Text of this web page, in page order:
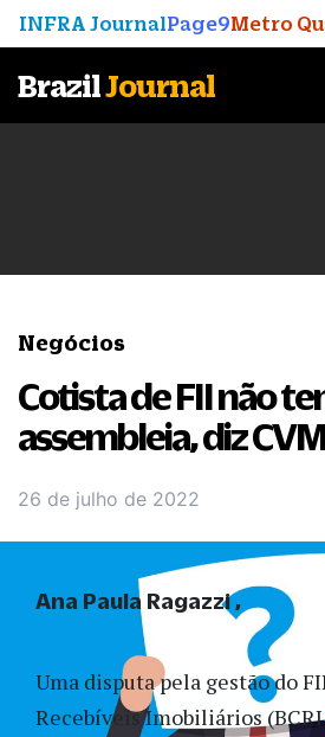
INFRA JournalPage9Metro
BrazilJournal
Negócios
Cotista de FII não
assembleia, diz CVM
26 de julho de 2022
Uma disputa pela gestão do
Recebíveis Imobiliários
Ana Paula Ragazzi